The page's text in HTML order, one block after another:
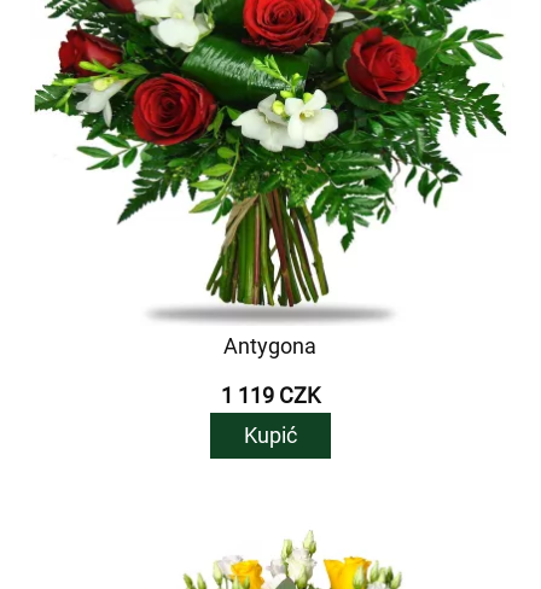
Antygona
1 119 CZK
Kupić